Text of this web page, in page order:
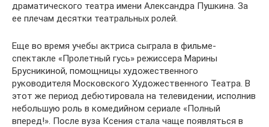
драматического театра имени Александра Пушкина. За
ее плечам десятки театральных ролей.
Еще во время учебы актриса сыграла в фильме-
спектакле «Пролетный гусь» режиссера Марины
Брусникиной, помощницы художественного
руководителя Московского Художественного Театра. В
этот же период дебютировала на телевидении, исполнив
небольшую роль в комедийном сериале «Полный
вперед!». После вуза Ксения стала чаще появляться в